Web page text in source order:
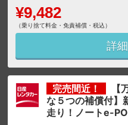
¥9,482
（乗り捨て料金・免責補償・税込）
詳
完売間近！
【
な５つの補償付】
走り！ノートe-